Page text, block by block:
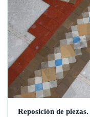
Reposición de piezas.